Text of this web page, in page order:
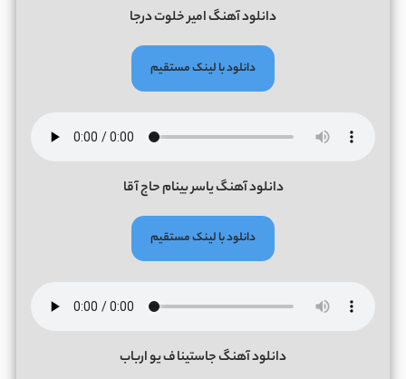
دانلود آهنگ امیر خلوت درجا
دانلود با لینک مستقیم
دانلود آهنگ یاسر بینام حاج آقا
دانلود با لینک مستقیم
دانلود آهنگ جاستینا ف یو ارباب